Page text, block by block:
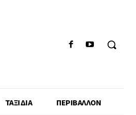
ΤΑΞΙΔΙΑ ΠΕΡΙΒΑΛΛΟΝ